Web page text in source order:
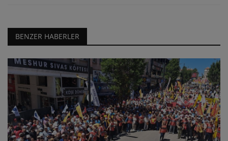
BENZER HABERLER